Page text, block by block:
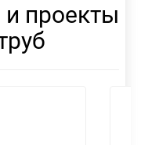
и проекты